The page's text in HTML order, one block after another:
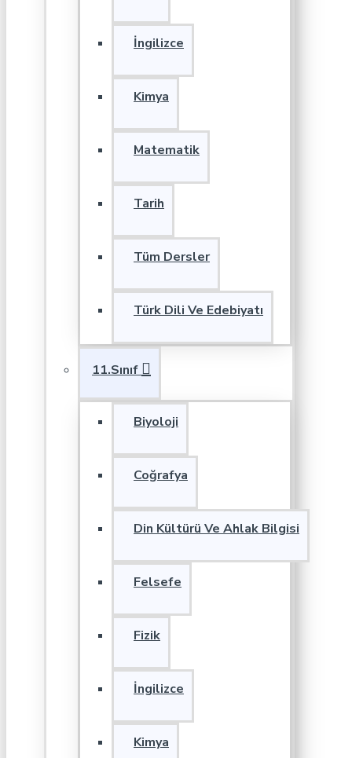
İngilizce
Kimya
Matematik
Tarih
Tüm Dersler
Türk Dili Ve Edebiyatı
11.Sınıf
Biyoloji
Coğrafya
Din Kültürü Ve Ahlak Bilgisi
Felsefe
Fizik
İngilizce
Kimya